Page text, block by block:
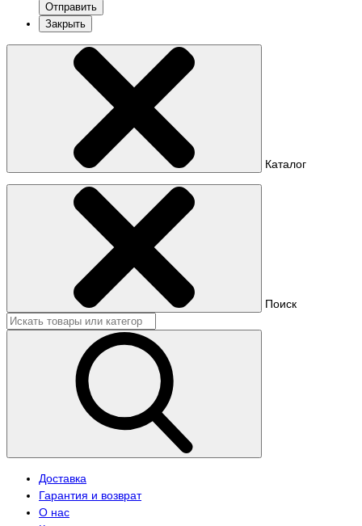
Отправить
Закрыть
Каталог
Поиск
Доставка
Гарантия и возврат
О нас